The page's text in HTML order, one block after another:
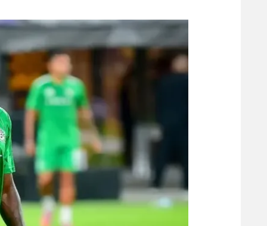
תקנון משתתפים וזוכים בפרסים
תקנון עבור פעילות אלקטרה
תקנון עבור פעילות ספורט 1 – "מרלן"
תנאי שימוש
מדיניות פרטיות
תקנון פעילות ספורט 1
רשיון להקרנה פומבית לבית עסק
מכבי
בני